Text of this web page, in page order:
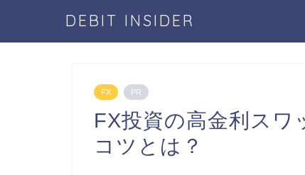
DEBIT INSIDER
FX PR
FX投資の高金利スワ
コツとは？